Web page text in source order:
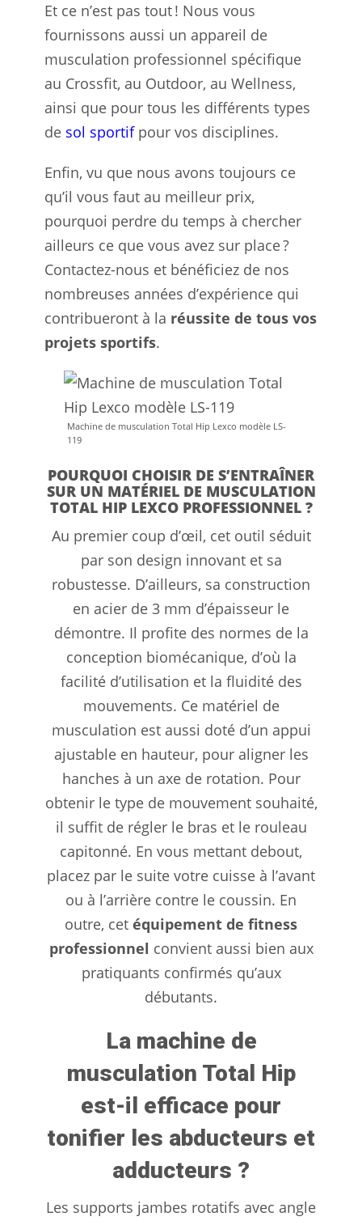
Et ce n’est pas tout ! Nous vous
fournissons aussi un appareil de
musculation professionnel spécifique
au Crossfit, au Outdoor, au Wellness,
ainsi que pour tous les différents types
de sol sportifpour vos disciplines.
Enfin, vu que nous avons toujours ce
qu’il vous faut au meilleur prix,
pourquoi perdre du temps à chercher
ailleurs ce que vous avez sur place ?
Contactez-nous et bénéficiez de nos
nombreuses années d’expérience qui
contribueront à la réussite de tous vos
projets sportifs.
Machine de musculation Total Hip Lexco modèle LS-
119
POURQUOI CHOISIR DE S’ENTRAÎNER
SUR UN MATÉRIEL DE MUSCULATION
TOTAL HIP LEXCO PROFESSIONNEL ?
Au premier coup d’œil, cet outil séduit
par son design innovant et sa
robustesse. D’ailleurs, sa construction
en acier de 3 mm d’épaisseur le
démontre. Il profite des normes de la
conception biomécanique, d’où la
facilité d’utilisation et la fluidité des
mouvements. Ce matériel de
musculation est aussi doté d’un appui
ajustable en hauteur, pour aligner les
hanches à un axe de rotation. Pour
obtenir le type de mouvement souhaité,
il suffit de régler le bras et le rouleau
capitonné. En vous mettant debout,
placez par le suite votre cuisse à l’avant
ou à l’arrière contre le coussin. En
outre, cet équipement de fitness
professionnel convient aussi bien aux
pratiquants confirmés qu’aux
débutants.
La machine de
musculation Total Hip
est-il efficace pour
tonifier les abducteurs et
adducteurs ?
Les supports jambes rotatifs avec angle